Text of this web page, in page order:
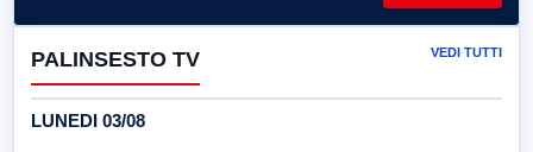
PALINSESTO TV VEDI TUTTI
LUNEDI 03/08